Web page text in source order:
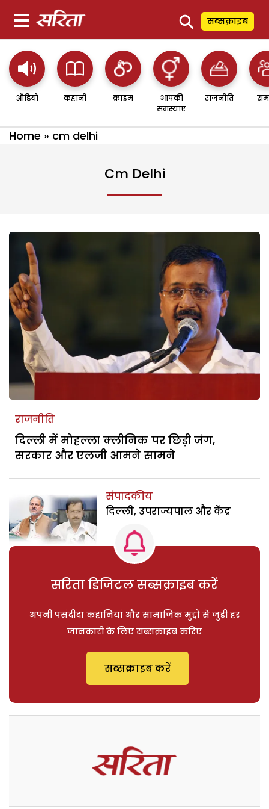
⚲ सब्सक्राइब
ऑडियो कहानी क्राइम
आपकी
समस्याएं
राजनीति
Home » cm delhi
Cm Delhi
राजनीति
दिल्ली में मोहल्ला क्लीनिक पर छिड़ी जंग,
सरकार और एलजी आमने सामने
संपादकीय
दिल्ली, उपराज्यपाल और केंद्र
सरिता डिजिटल सब्सक्राइब करें
अपनी पसंदीदा कहानियां और सामाजिक मुद्दों से जुड़ी हर
जानकारी के लिए सब्सक्राइब करिए
सब्सक्राइब करें